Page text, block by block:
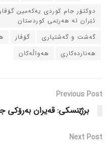
دوکتۆر جام کوردی یه‌که‌مین
ئێران له‌ هه‌رێمی کوردستان
گه‌شت و گه‌شتیاری
گۆڤار
هه‌نارده‌کاری
هه‌واڵه‌کان
Previous Post
برژێنسکی: قه‌یران به‌رۆکی
Next Post